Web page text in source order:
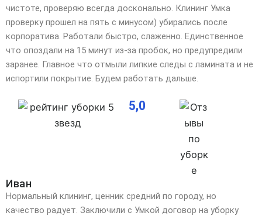
чистоте, проверяю всегда досконально. Клининг Умка
проверку прошел на пять с минусом) убирались после
корпоратива. Работали быстро, слаженно. Единственное
что опоздали на 15 минут из-за пробок, но предупредили
заранее. Главное что отмыли липкие следы с ламината и не
испортили покрытие. Будем работать дальше.
5,0
Иван
Нормальный клининг, ценник средний по городу, но
качество радует. Заключили с Умкой договор на уборку